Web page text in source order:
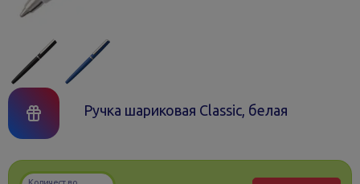
Ручка шариковая Classic, белая